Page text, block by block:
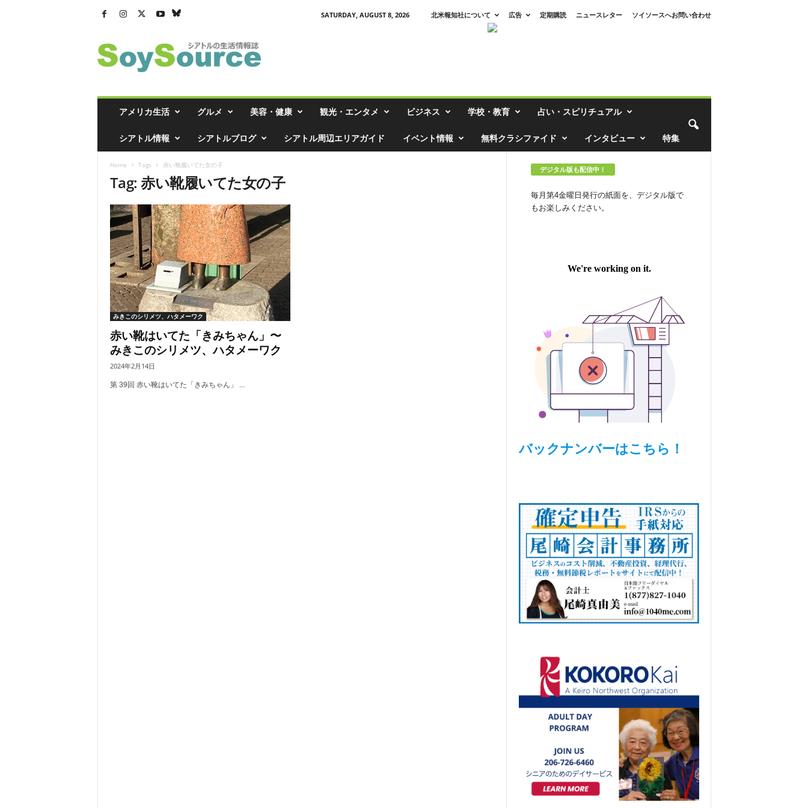
SATURDAY, AUGUST 8, 2026 北米報知社について 広告 定期購読 ニュースレター
ソイソースへお問い合わせ
ト
ル
アメリカ生活 グルメ 美容・健康 観光・エンタメ ビジネス 学校・教育 占い・スピリチュアル
シアトル情報 シアトルブログ シアトル周辺エリアガイド イベント情報 無料クラシファイド インタビュー 特集
Home Tags 赤い靴履いてた女の子
Tag: 赤い靴履いてた女の子
みきこのシリメツ、ハタメーワク
赤い靴はいてた「きみちゃん」〜
みきこのシリメツ、ハタメーワク
2024年2月14日
第 39回 赤い靴はいてた「きみちゃん」 ...
デジタル版も配信中！
毎月第4金曜日発行の紙面を、デジタル版で
もお楽しみください。
バックナンバーはこちら！